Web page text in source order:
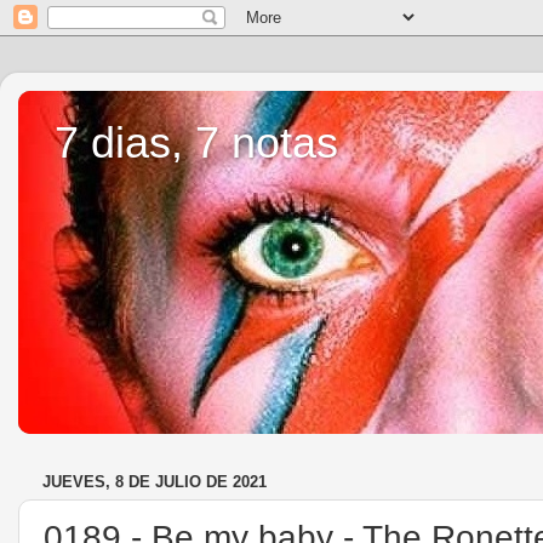
7 dias, 7 notas
JUEVES, 8 DE JULIO DE 2021